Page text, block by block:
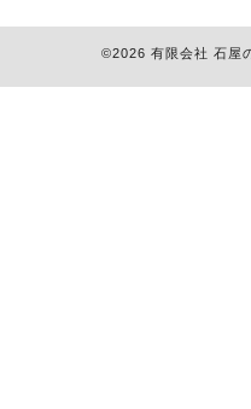
©2026 有限会社 石屋